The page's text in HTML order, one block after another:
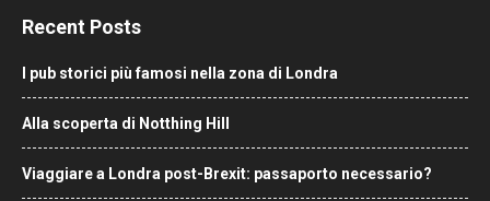
Recent Posts
I pub storici più famosi nella zona di Londra
Alla scoperta di Notthing Hill
Viaggiare a Londra post-Brexit: passaporto necessario?